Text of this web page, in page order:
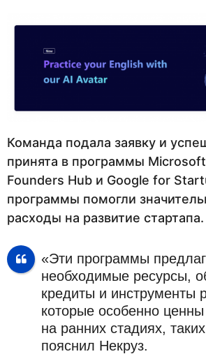
Команда подала заявку и
принята в программы
Founders Hub и Google for
программы помогли
расходы на развитие стартапа.
«Эти программы
необходимые ресурсы,
кредиты и инструменты
которые особенно
на ранних стадиях,
пояснил Некруз.